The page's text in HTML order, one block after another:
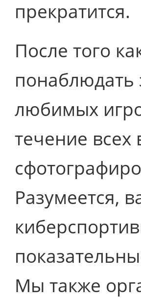
прекратится.
После того
понаблюдать
любимых
течение всех
Разумеется,
Мы также